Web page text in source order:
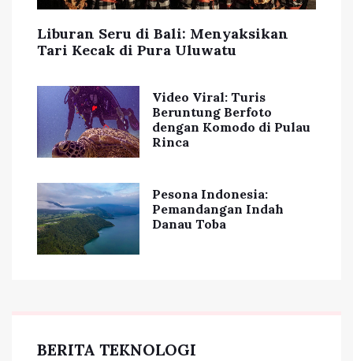
Liburan Seru di Bali: Menyaksikan
Tari Kecak di Pura Uluwatu
Video Viral: Turis
Beruntung Berfoto
dengan Komodo di Pulau
Rinca
Pesona Indonesia:
Pemandangan Indah
Danau Toba
BERITA TEKNOLOGI